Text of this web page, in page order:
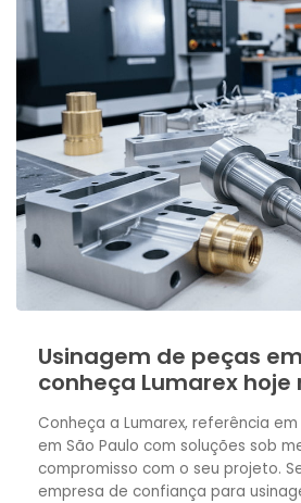
POLI
Policarbonatos
Poliestireno
PEAD – Polietileno
Polipropileno PP
Poliuretano
Peças Usinadas
Usinagem de peças
conheça Lumarex hoje
Conheça a Lumarex, referência
em São Paulo com soluções sob
compromisso com o seu projeto.
empresa de confiança para